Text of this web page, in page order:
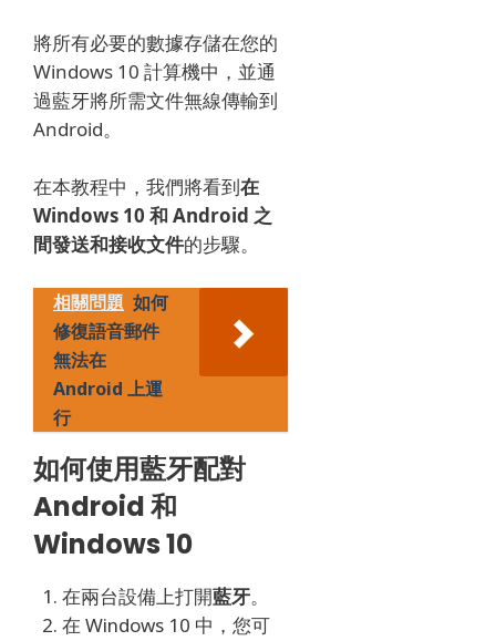
將所有必要的數據存儲在您的
Windows 10 計算機中，並通
過藍牙將所需文件無線傳輸到
Android。
在本教程中，我們將看到在
Windows 10 和 Android 之
間發送和接收文件的步驟。
相關問題 如何
修復語音郵件
無法在
Android 上運
行
如何使用藍牙配對
Android 和
Windows 10
在兩台設備上打開藍牙。
在 Windows 10 中，您可